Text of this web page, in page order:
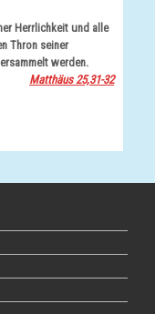
Herrlichkeit und alle
Thron seiner
werden.
Matthäus 25,31-32